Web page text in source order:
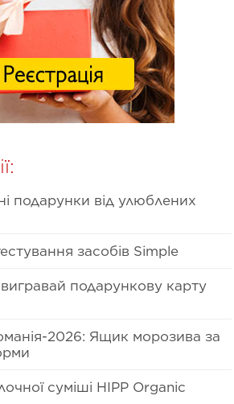
подарунки від улюблених
засобів Simple
подарункову карту
2026: Ящик морозива за
суміші HIPP Organic